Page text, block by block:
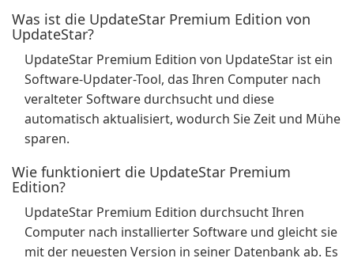
Was ist die UpdateStar Premium Edition von
UpdateStar?
UpdateStar Premium Edition von UpdateStar ist ein
Software-Updater-Tool, das Ihren Computer nach
veralteter Software durchsucht und diese
automatisch aktualisiert, wodurch Sie Zeit und Mühe
sparen.
Wie funktioniert die UpdateStar Premium
Edition?
UpdateStar Premium Edition durchsucht Ihren
Computer nach installierter Software und gleicht sie
mit der neuesten Version in seiner Datenbank ab. Es